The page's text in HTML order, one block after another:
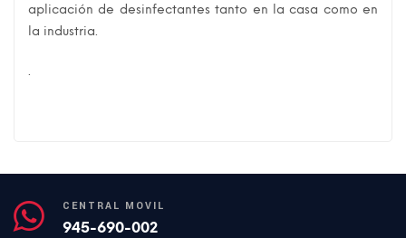
aplicación de desinfectantes tanto en la casa como en
la industria.
.
CENTRAL MÓVIL
945-690-002